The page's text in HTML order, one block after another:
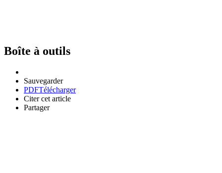
Boîte à outils
Sauvegarder
PDFTélécharger
Citer cet article
Partager